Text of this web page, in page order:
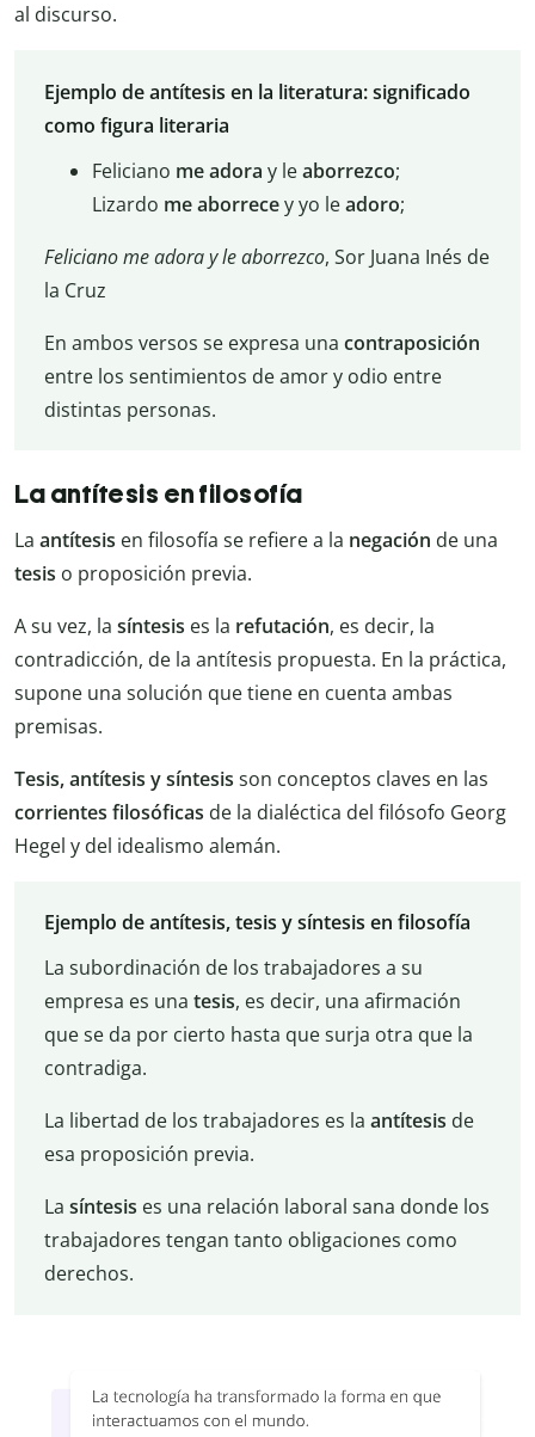
al discurso.
Ejemplo de antítesis en la literatura: significado
como figura literaria
Feliciano me adora y leaborrezco;
Lizardo me aborrecey yo leadoro;
Feliciano me adora y le aborrezco, Sor Juana Inés de
la Cruz
En ambos versos se expresa una contraposición
entre los sentimientos de amor y odio entre
distintas personas.
La antítesis en filosofía
La antítesis en filosofía se refiere a la negación de una
tesis o proposición previa.
A su vez, la síntesis es la refutación, es decir, la
contradicción, de la antítesis propuesta. En la práctica,
supone una solución que tiene en cuenta ambas
premisas.
Tesis, antítesis y síntesis son conceptos claves en las
corrientes filosóficas de la dialéctica del filósofo Georg
Hegel y del idealismo alemán.
Ejemplo de antítesis, tesis y síntesis en filosofía
La subordinación de los trabajadores a su
empresa es una tesis, es decir, una afirmación
que se da por cierto hasta que surja otra que la
contradiga.
La libertad de los trabajadores es la antítesis de
esa proposición previa.
La síntesis es una relación laboral sana donde los
trabajadores tengan tanto obligaciones como
derechos.